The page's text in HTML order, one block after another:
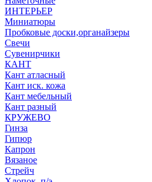
ИНТЕРЬЕР
Миниатюры
Пробковые доски,органайзеры
Свечи
Сувенирчики
КАНТ
Кант атласный
Кант иск. кожа
Кант мебельный
Кант разный
КРУЖЕВО
Гинза
Гипюр
Капрон
Вязаное
Стрейч